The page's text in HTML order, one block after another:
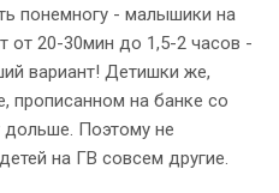
понемногу - малышики на
от 20-30мин до 1,5-2 часов -
вариант! Детишки же,
прописанном на банке со
дольше. Поэтому не
на ГВ совсем другие.